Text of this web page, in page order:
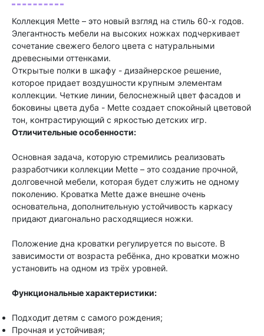
Коллекция Mette – это новый взгляд на стиль 60-х годов.
Элегантность мебели на высоких ножках подчеркивает
сочетание свежего белого цвета с натуральными
древесными оттенками.
Открытые полки в шкафу - дизайнерское решение,
которое придает воздушности крупным элементам
коллекции. Четкие линии, белоснежный цвет фасадов и
боковины цвета дуба - Mette создает спокойный цветовой
тон, контрастирующий с яркостью детских игр.
Отличительные особенности:
Основная задача, которую стремились реализовать
разработчики коллекции Mette – это создание прочной,
долговечной мебели, которая будет служить не одному
поколению. Кроватка Mette даже внешне очень
основательна, дополнительную устойчивость каркасу
придают диагонально расходящиеся ножки.
Положение дна кроватки регулируется по высоте. В
зависимости от возраста ребёнка, дно кроватки можно
установить на одном из трёх уровней.
Функциональные характеристики:
Подходит детям с самого рождения;
Прочная и устойчивая;